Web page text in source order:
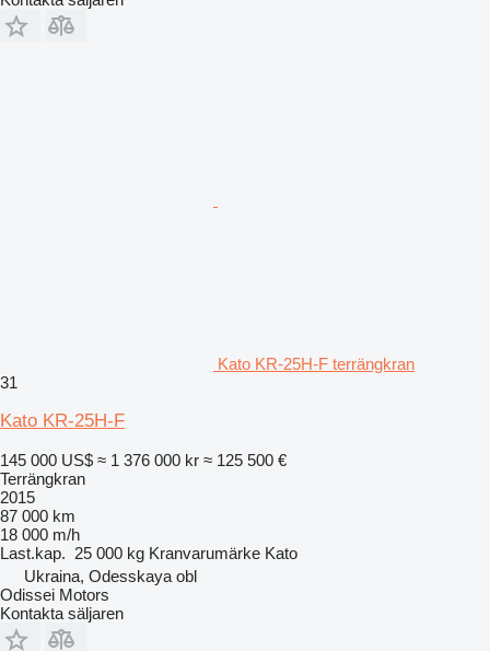
Kato KR-25H-F terrängkran
31
Kato KR-25H-F
145 000 US$ ≈ 1 376 000 kr ≈ 125 500 €
Terrängkran
2015
87 000 km
18 000 m/h
Last.kap. 25 000 kg Kranvarumärke Kato
Ukraina, Odesskaya obl
Odissei Motors
Kontakta säljaren